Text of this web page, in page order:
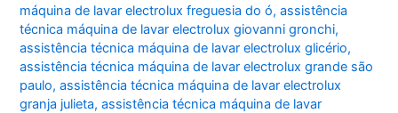
máquina de lavar electrolux freguesia do ó,assistência
técnica máquina de lavar electrolux giovanni gronchi,
assistência técnica máquina de lavar electrolux glicério,
assistência técnica máquina de lavar electrolux grande são
paulo,assistência técnica máquina de lavar electrolux
granja julieta,assistência técnica máquina de lavar